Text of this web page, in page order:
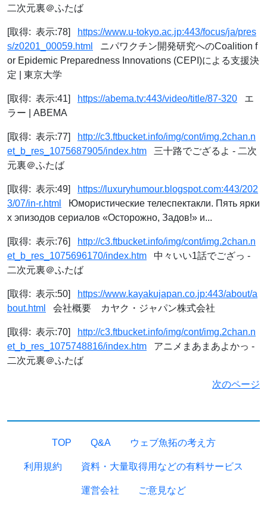
二次元裏＠ふたば
[取得: 表示:78]
https://www.u-tokyo.ac.jp:443/focus/ja/pres
s/z0201_00059.html
ニパワクチン開発研究へのCoalition f
or Epidemic Preparedness Innovations (CEPI)による支援決
定 | 東京大学
[取得: 表示:41] https://abema.tv:443/video/title/87-320 エ
ラー | ABEMA
[取得: 表示:77]
http://c3.ftbucket.info/img/cont/img.2chan.n
et_b_res_1075687905/index.htm 三十路でござるよ - 二次
元裏＠ふたば
[取得: 表示:49]
https://luxuryhumour.blogspot.com:443/202
3/07/in-r.html
Юмористические телеспектакли. Пять ярки
х эпизодов сериалов «Осторожно, Задов!» и...
[取得: 表示:76]
http://c3.ftbucket.info/img/cont/img.2chan.n
et_b_res_1075696170/index.htm 中々いい1話でござっ -
二次元裏＠ふたば
[取得: 表示:50]
https://www.kayakujapan.co.jp:443/about/a
bout.html
会社概要 カヤク・ジャパン株式会社
[取得: 表示:70]
http://c3.ftbucket.info/img/cont/img.2chan.n
et_b_res_1075748816/index.htm アニメまあまあよかっ -
二次元裏＠ふたば
次のページ
TOP Q&A ウェブ魚拓の考え方
利用規約 資料・大量取得用などの有料サービス
運営会社 ご意見など